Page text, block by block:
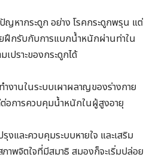
หากระดูก อย่าง โรคกระดูกพรุน แต่
ยฝึกรับกับการแบกน้ำหนักผ่านท่าใน
เปราะของกระดูกได้
ำงานในระบบเผาผลาญของร่างกาย
ต่อการควบคุมน้ำหนักในผู้สูงอายุ
งและควบคุมระบบหายใจ และเสริม
ภาพจิตใจที่มีสมาธิ สมองก็จะเริ่มปล่อย